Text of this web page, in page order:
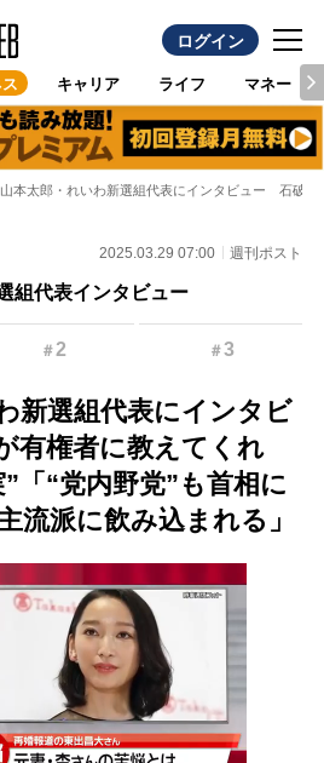
ログイン
キャリア ライフ マネー
山本太郎・れいわ新選組代表にインタビュー 石破政
2025.03.29 07:00 週刊ポスト
組代表インタビュー
＃2 ＃3
新選組代表にインタビ
有権者に教えてくれ
「“党内野党”も首相に
流派に飲み込まれる」